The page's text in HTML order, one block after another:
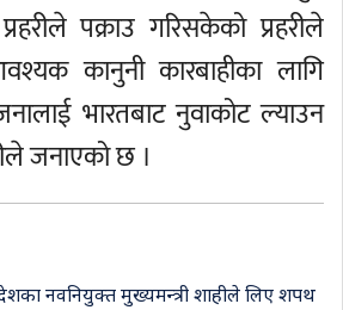
पक्राउ गरिसकेको प्रहरीले
कानुनी कारबाहीका लागि
भारतबाट नुवाकोट ल्याउन
जनाएको छ ।
नवनियुक्त मुख्यमन्त्री शाहीले लिए शपथ